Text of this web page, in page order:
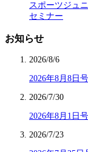
スポーツジュ
セミナー
お知らせ
2026/8/6
2026年8月8日号
2026/7/30
2026年8月1日号
2026/7/23